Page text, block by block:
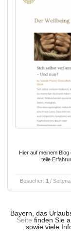
Hier auf meinem
teile
Besucher: 1 /
Bayern, das
Seite finden Sie
sowie viele